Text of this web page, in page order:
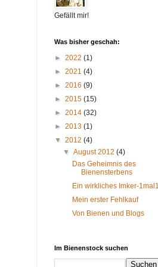
Gefällt mir!
Was bisher geschah:
► 2022 (1)
► 2021 (4)
► 2016 (9)
► 2015 (15)
► 2014 (32)
► 2013 (1)
▼ 2012 (4)
▼August 2012(4)
Das Geheimnis des
Bienensterbens
Ein wirkliches Imker-1mal1
Mein erster Fehlkauf
Von Bienen und Blogs
Im Bienenstock suchen